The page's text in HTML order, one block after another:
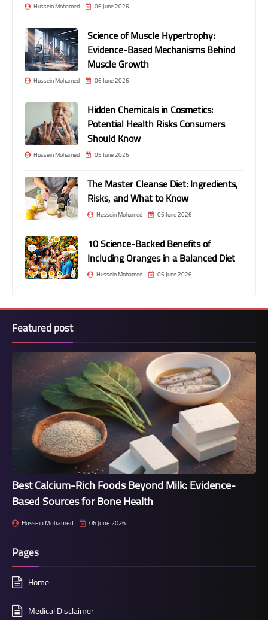
Hussein Mohamed 06 June 2026
Science of Muscle Hypertrophy:
Evidence-Based Mechanisms Behind
Muscle Growth
Hussein Mohamed 06 June 2026
Hidden Chemicals in Cosmetics:
Potential Health Risks Consumers
Should Know
Hussein Mohamed 05 June 2026
The Master Cleanse Diet: Ingredients,
Risks, and What to Know
Hussein Mohamed 05 June 2026
10 Science-Backed Benefits of
Including Oranges in a Balanced Diet
Hussein Mohamed 05 June 2026
Featured post
Best Calcium-Rich Foods Beyond Milk: Evidence-
Based Sources for Bone Health
Hussein Mohamed 06 June 2026
Pages
Home
Medical Disclaimer